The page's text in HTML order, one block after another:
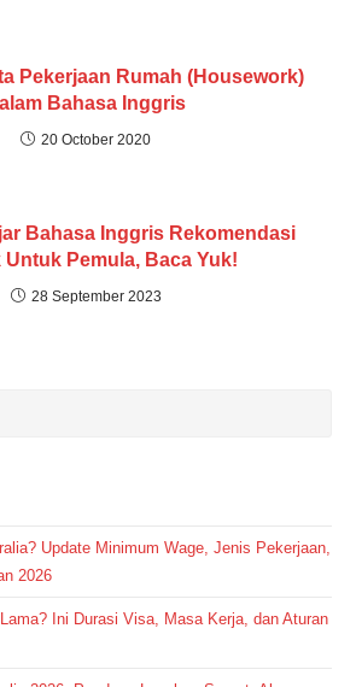
Pekerjaan Rumah (Housework)
Bahasa Inggris
20 October 2020
Bahasa Inggris Rekomendasi
Untuk Pemula, Baca Yuk!
28 September 2023
Update Minimum Wage, Jenis Pekerjaan,
2026
Ini Durasi Visa, Masa Kerja, dan Aturan